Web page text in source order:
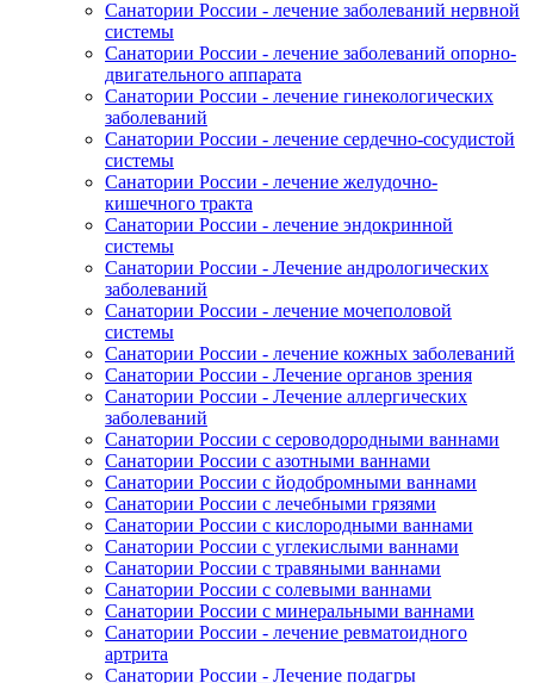
Санатории России - лечение заболеваний нервной
системы
Санатории России - лечение заболеваний опорно-
двигательного аппарата
Санатории России - лечение гинекологических
заболеваний
Санатории России - лечение сердечно-сосудистой
системы
Санатории России - лечение желудочно-
кишечного тракта
Санатории России - лечение эндокринной
системы
Санатории России - Лечение андрологических
заболеваний
Санатории России - лечение мочеполовой
системы
Санатории России - лечение кожных заболеваний
Санатории России - Лечение органов зрения
Санатории России - Лечение аллергических
заболеваний
Санатории России с сероводородными ваннами
Санатории России с азотными ваннами
Санатории России с йодобромными ваннами
Санатории России с лечебными грязями
Санатории России с кислородными ваннами
Санатории России с углекислыми ваннами
Санатории России с травяными ваннами
Санатории России с солевыми ваннами
Санатории России с минеральными ваннами
Санатории России - лечение ревматоидного
артрита
Санатории России - Лечение подагры